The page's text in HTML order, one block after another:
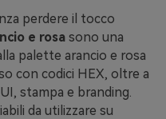
perdere il tocco
e rosa sono una
palette arancio e rosa
con codici HEX, oltre a
stampa e branding.
da utilizzare su